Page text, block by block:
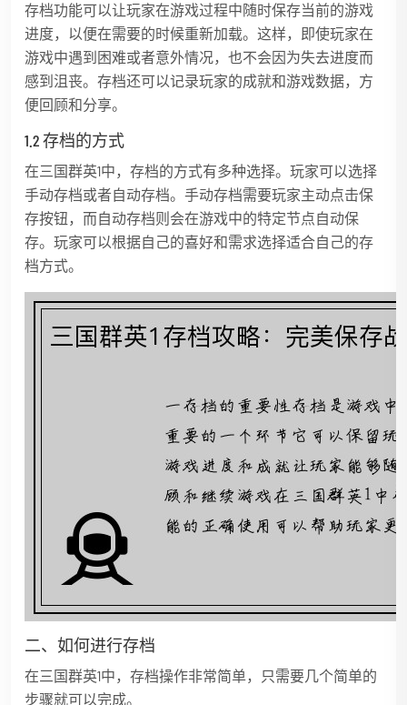
存档功能可以让玩家在游戏过程中随时保存当前的游戏
进度，以便在需要的时候重新加载。这样，即使玩家在
游戏中遇到困难或者意外情况，也不会因为失去进度而
感到沮丧。存档还可以记录玩家的成就和游戏数据，方
便回顾和分享。
1.2 存档的方式
在三国群英1中，存档的方式有多种选择。玩家可以选择
手动存档或者自动存档。手动存档需要玩家主动点击保
存按钮，而自动存档则会在游戏中的特定节点自动保
存。玩家可以根据自己的喜好和需求选择适合自己的存
档方式。
二、如何进行存档
在三国群英1中，存档操作非常简单，只需要几个简单的
步骤就可以完成。